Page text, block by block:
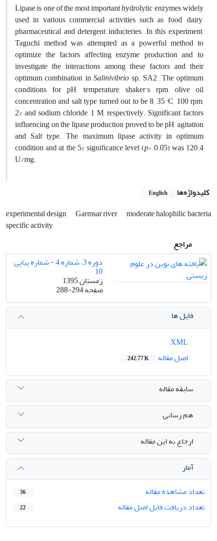
Lipase is one of the most important hydrolytic enzymes widely
used in various commercial activities such as food, dairy,
pharmaceutical and detergent inducteries. In this experiment,
Taguchi method was attempted as a powerful method to
optimize the factors affecting enzyme production and to
investigate the interactions among these factors and their
optimum combination inSalinivibrio sp. SA2. The optimum
conditions for pH, temperature, shaker's rpm, olive oil
concentration and salt type turned out to be 8, 35 °C, 100 rpm,
2% and sodium chloride 1 M, respectively. Significant factors
influencing on the lipase production proved to be pH, agitation
and Salt type. The maximum lipase activity in optimum
condition and at the 5% significance level (p< 0.05) was 120.4
U/mg.
کلیدواژه‌ها English
experimental design Garmsar river moderate halophilic bacteria
specific activity
مراجع
دوره 3، شماره 4 - شماره پیاپی
10
زمستان 1395
صفحه288-294
فایل ها
اصل مقاله
242.77 K
سابقه مقاله
هم رسانی
ارجاع به این مقاله
آمار
تعداد مشاهده مقاله
36
تعداد دریافت فایل اصل مقاله 22